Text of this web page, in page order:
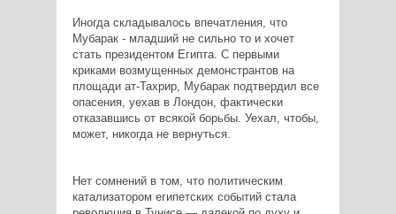
Иногда складывалось впечатления, что
Мубарак - младший не сильно то и хочет
стать президентом Египта. С первыми
криками возмущенных демонстрантов на
площади ат-Тахрир, Мубарак подтвердил все
опасения, уехав в Лондон, фактически
отказавшись от всякой борьбы. Уехал, чтобы,
может, никогда не вернуться.
Нет сомнений в том, что политическим
катализатором египетских событий стала